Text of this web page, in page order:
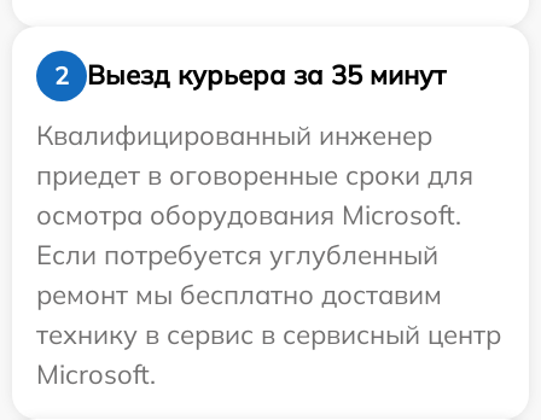
2
Выезд курьера за 35 минут
Квалифицированный инженер
приедет в оговоренные сроки для
осмотра оборудования Microsoft.
Если потребуется углубленный
ремонт мы бесплатно доставим
технику в сервис в сервисный центр
Microsoft.